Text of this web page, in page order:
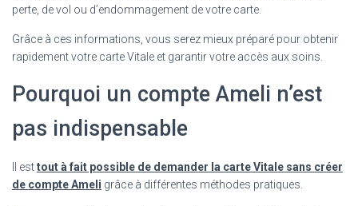
perte, de vol ou d’endommagement de votre carte.
Grâce à ces informations, vous serez mieux préparé pour obtenir
rapidement votre carte Vitale et garantir votre accès aux soins.
Pourquoi un compte Ameli n’est
pas indispensable
Il esttout à fait possible de demander la carte Vitale sans créer
de compte Ameli grâce à différentes méthodes pratiques.